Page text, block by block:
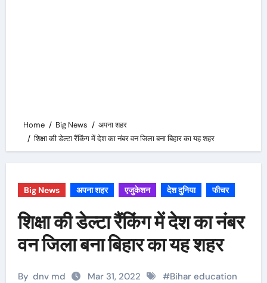
Home Big News
अपना शहर
शिक्षा की डेल्टा रैंकिंग में देश का नंबर वन जिला बना बिहार का यह शहर
Big News अपना शहर एजुकेशन देश दुनिया फीचर
शिक्षा की डेल्टा रैंकिंग में देश का नंबर
वन जिला बना बिहार का यह शहर
By dnv md Mar 31, 2022 #Bihar education